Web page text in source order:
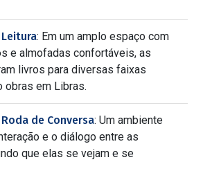
: Em um amplo espaço com
e almofadas confortáveis, as
livros para diversas faixas
obras em Libras.
de Conversa: Um ambiente
e o diálogo entre as
que elas se vejam e se